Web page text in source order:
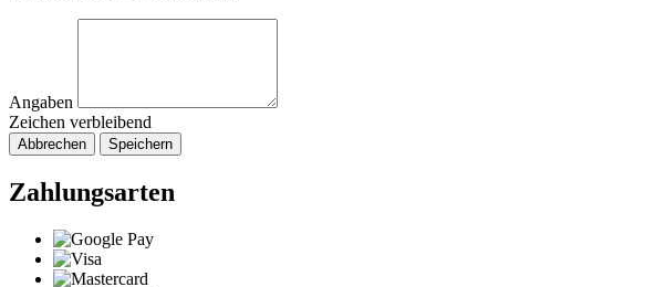
Angaben
Zeichen verbleibend
Abbrechen Speichern
Zahlungsarten